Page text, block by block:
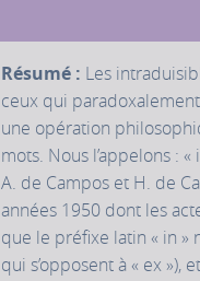
Résumé : Les
ceux qui
une opération
mots. Nous l’appelons :
A. de Campos et H. de
années 1950 dont les
que le préfixe latin « in »
qui s’opposent à « ex